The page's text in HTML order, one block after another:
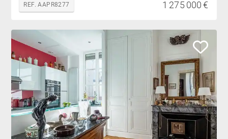
REF. AAPR8277 1 275 000 €